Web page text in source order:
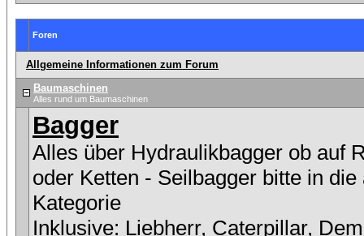
Foren
Allgemeine Informationen zum Forum
Baumaschinen
Alles rund um Baumaschinen
Bagger
Alles über Hydraulikbagger ob auf
oder Ketten - Seilbagger bitte in die
Kategorie
Inklusive: Liebherr, Caterpillar,